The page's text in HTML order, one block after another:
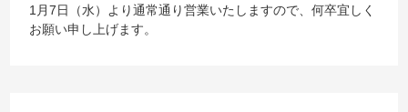
1月7日（水）より通常通り営業いたしますので、何卒宜しく
お願い申し上げます。